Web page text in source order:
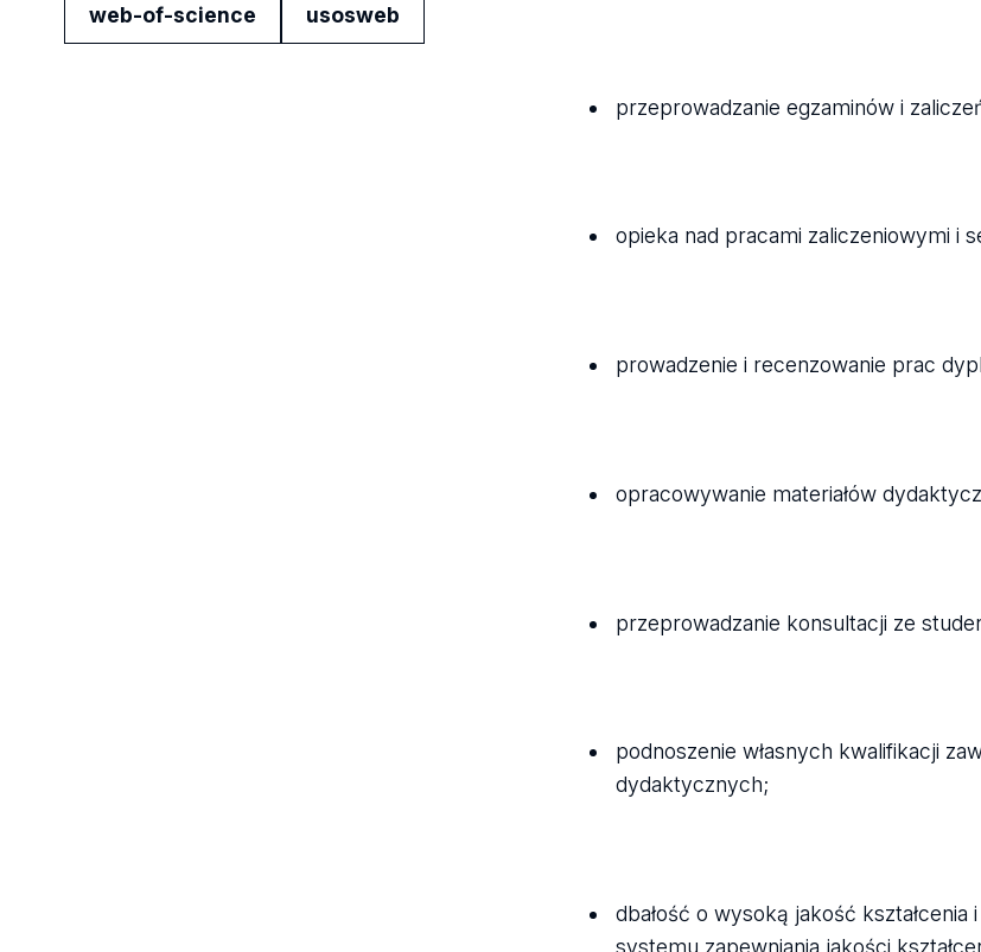
web-of-science usosweb
przeprowadzanie egzaminów i
opieka nad pracami zaliczeniowymi i
prowadzenie i recenzowanie prac
opracowywanie materiałów
przeprowadzanie konsultacji ze
podnoszenie własnych kwalifikacji
dydaktycznych;
dbałość o wysoką jakość
systemu zapewniania jakości